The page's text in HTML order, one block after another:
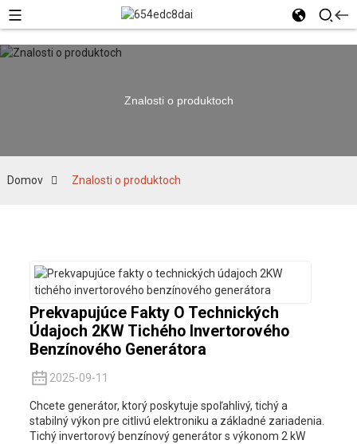
Znalosti o produktoch
Domov Znalosti o produktoch
Prekvapujúce Fakty O Technických
Údajoch 2KW Tichého Invertorového
Benzínového Generátora
2025-09-11
Chcete generátor, ktorý poskytuje spoľahlivý, tichý a
stabilný výkon pre citlivú elektroniku a základné zariadenia.
Tichý invertorový benzínový generátor s výkonom 2 kW